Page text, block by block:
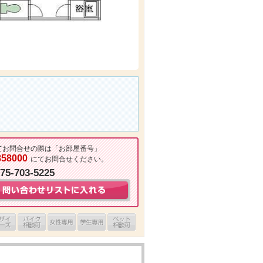
お問合せの際は「お部屋番号」
にてお問合せください。
703-5225